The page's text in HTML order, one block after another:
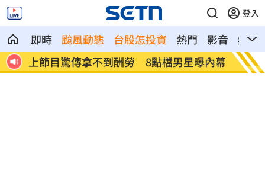
登入
即時 颱風動態 台股怎投資 熱門 影音
熱搜
長
上節目驚傳拿不到酬勞 8點檔男星曝內幕 白海